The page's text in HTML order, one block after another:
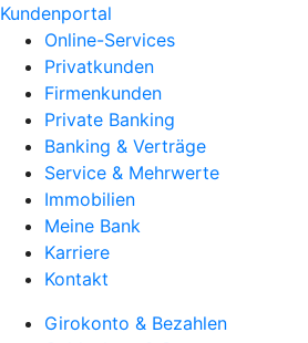
Kundenportal
Online-Services
Privatkunden
Firmenkunden
Private Banking
Banking & Verträge
Service & Mehrwerte
Immobilien
Meine Bank
Karriere
Kontakt
Girokonto & Bezahlen